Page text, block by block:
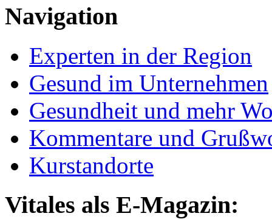
Navigation
Experten in der Region
Gesund im Unternehmen
Gesundheit und mehr
Kommentare und
Kurstandorte
Vitales als E-Magazin: